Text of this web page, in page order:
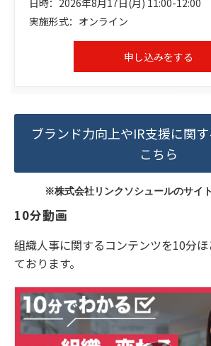
日時：2026年8月17日(月) 11:00-12:00
実施形式：オンライン
申し込みをする
ブランド力向上やIR支援に関
こちら
※株式会社リンクソシュールのサイ
10分動画
組織人事に関するコンテンツを10分
ております。